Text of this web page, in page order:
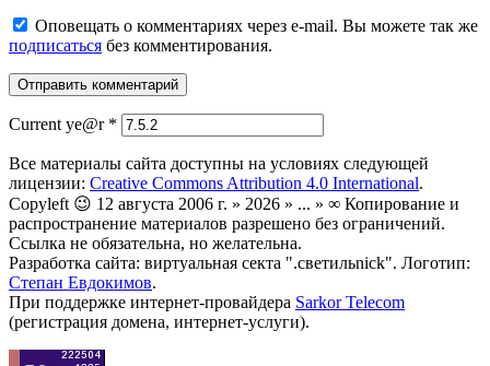
Оповещать о комментариях через e-mail. Вы можете так же
подписаться без комментирования.
Current ye@r *
Все материалы сайта доступны на условиях следующей
лицензии: Creative Commons Attribution 4.0 International.
Copyleft 😉 12 августа 2006 г. » 2026 » ... » ∞ Копирование и
распространение материалов разрешено без ограничений.
Ссылка не обязательна, но желательна.
Разработка сайта: виртуальная секта ".светильnick". Логотип:
Степан Евдокимов.
При поддержке интернет-провайдера Sarkor Telecom
(регистрация домена, интернет-услуги).